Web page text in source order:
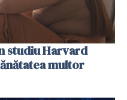
studiu Harvard
multor